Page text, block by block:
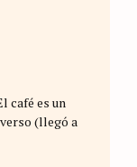
café es un
(llegó a